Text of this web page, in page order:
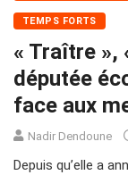
TEMPS FORTS
« Traître »,
députée
face aux
Nadir Dendoune
Depuis qu’elle a